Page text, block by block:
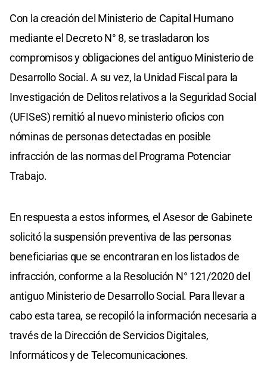
Con la creación del Ministerio de Capital Humano
mediante el Decreto N° 8, se trasladaron los
compromisos y obligaciones del antiguo Ministerio de
Desarrollo Social. A su vez, la Unidad Fiscal para la
Investigación de Delitos relativos a la Seguridad Social
(UFISeS) remitió al nuevo ministerio oficios con
nóminas de personas detectadas en posible
infracción de las normas del Programa Potenciar
Trabajo.
En respuesta a estos informes, el Asesor de Gabinete
solicitó la suspensión preventiva de las personas
beneficiarias que se encontraran en los listados de
infracción, conforme a la Resolución N° 121/2020 del
antiguo Ministerio de Desarrollo Social. Para llevar a
cabo esta tarea, se recopiló la información necesaria a
través de la Dirección de Servicios Digitales,
Informáticos y de Telecomunicaciones.